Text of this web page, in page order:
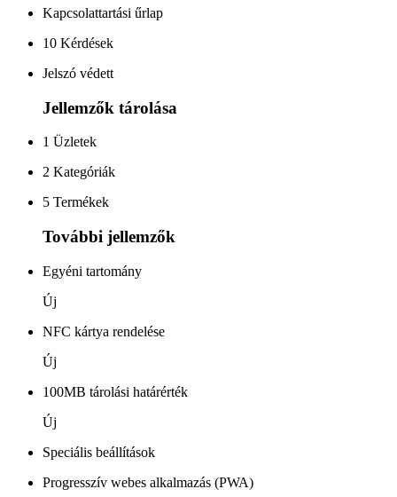
Kapcsolattartási űrlap
10 Kérdések
Jelszó védett
Jellemzők tárolása
1 Üzletek
2 Kategóriák
5 Termékek
További jellemzők
Egyéni tartomány
Új
NFC kártya rendelése
Új
100MB tárolási határérték
Új
Speciális beállítások
Progresszív webes alkalmazás (PWA)